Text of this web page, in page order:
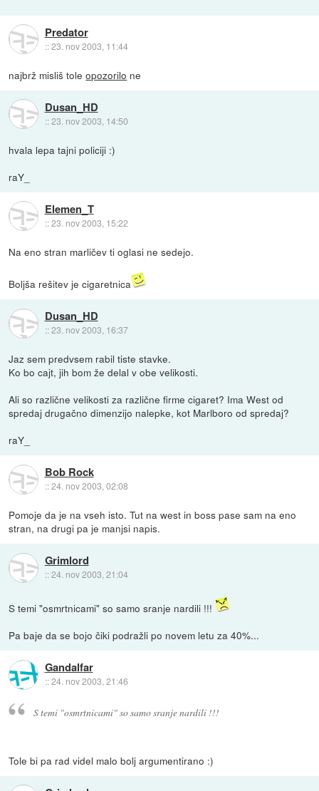
Predator
::23. nov 2003, 11:44
najbrž misliš toleopozorilo ne
Dusan_HD
::23. nov 2003, 14:50
hvala lepa tajni policiji :)
raY_
Elemen_T
::23. nov 2003, 15:22
Na eno stran marličev ti oglasi ne sedejo.
Boljša rešitev je cigaretnica
Dusan_HD
::23. nov 2003, 16:37
Jaz sem predvsem rabil tiste stavke.
Ko bo cajt, jih bom že delal v obe velikosti.
Ali so različne velikosti za različne firme cigaret? Ima West od
spredaj drugačno dimenzijo nalepke, kot Marlboro od spredaj?
raY_
Bob Rock
::24. nov 2003, 02:08
Pomoje da je na vseh isto. Tut na west in boss pase sam na eno
stran, na drugi pa je manjsi napis.
Grimlord
::24. nov 2003, 21:04
S temi "osmrtnicami" so samo sranje nardili !!!
Pa baje da se bojo čiki podražli po novem letu za 40%...
Gandalfar
::24. nov 2003, 21:46
S temi "osmrtnicami" so samo sranje nardili !!!
Tole bi pa rad videl malo bolj argumentirano :)